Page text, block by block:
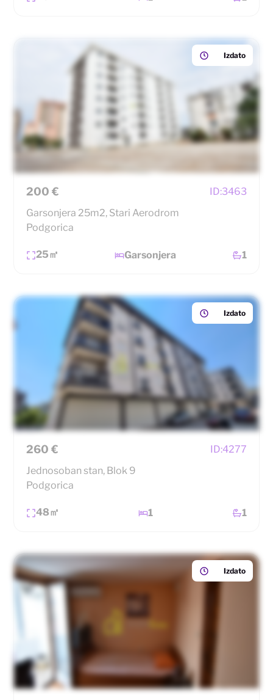
Izdato
200 € ID:3463
Garsonjera 25m2, Stari Aerodrom
Podgorica
25㎡ Garsonjera 1
Izdato
260 € ID:4277
Jednosoban stan, Blok 9
Podgorica
48㎡ 1 1
Izdato